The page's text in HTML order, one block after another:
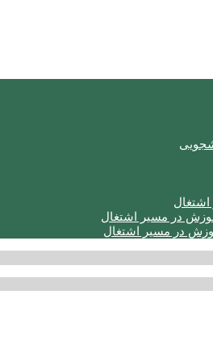
در مسیر اشتغال
در مسیر اشتغال